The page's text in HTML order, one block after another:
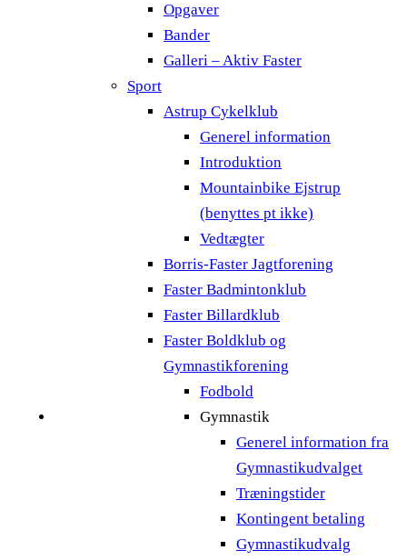
Opgaver
Bander
Galleri – Aktiv Faster
Sport
Astrup Cykelklub
Generel information
Introduktion
Mountainbike Ejstrup
(benyttes pt ikke)
Vedtægter
Borris-Faster Jagtforening
Faster Badmintonklub
Faster Billardklub
Faster Boldklub og
Gymnastikforening
Fodbold
Gymnastik
Generel information fra
Gymnastikudvalget
Træningstider
Kontingent betaling
Gymnastikudvalg